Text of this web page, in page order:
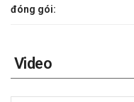
đóng gói:
Video